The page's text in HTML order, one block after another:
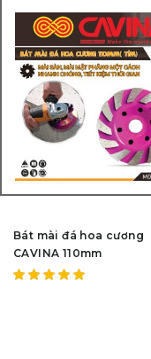
Bát mài đá hoa cương
CAVINA 110mm